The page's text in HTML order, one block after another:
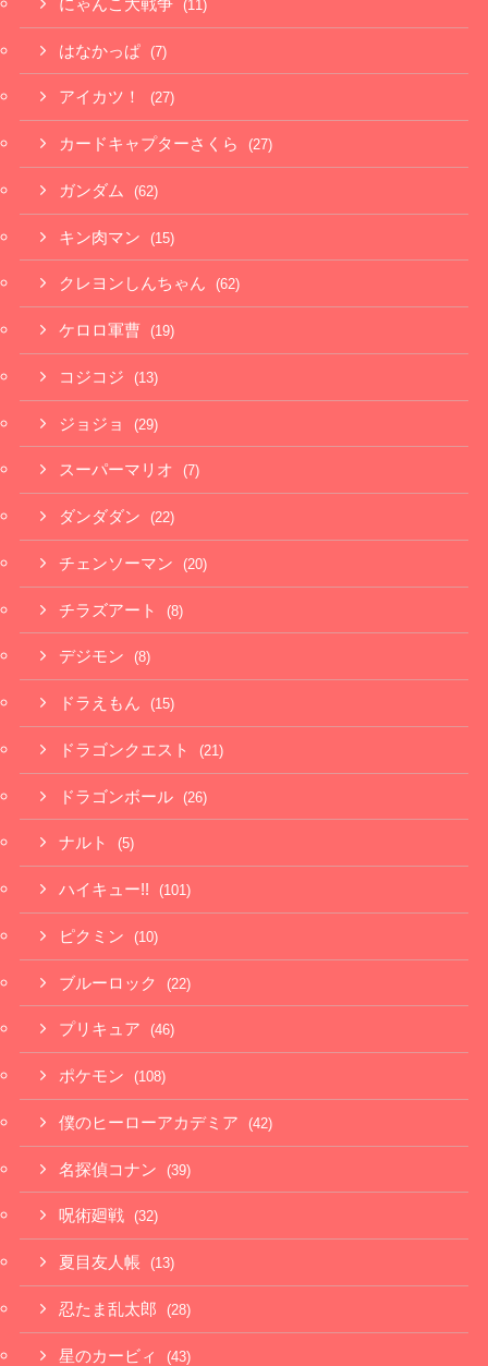
にゃんこ大戦争 (11)
はなかっぱ (7)
アイカツ！ (27)
カードキャプターさくら (27)
ガンダム (62)
キン肉マン (15)
クレヨンしんちゃん (62)
ケロロ軍曹 (19)
コジコジ (13)
ジョジョ (29)
スーパーマリオ (7)
ダンダダン (22)
チェンソーマン (20)
チラズアート (8)
デジモン (8)
ドラえもん (15)
ドラゴンクエスト (21)
ドラゴンボール (26)
ナルト (5)
ハイキュー!! (101)
ピクミン (10)
ブルーロック (22)
プリキュア (46)
ポケモン (108)
僕のヒーローアカデミア (42)
名探偵コナン (39)
呪術廻戦 (32)
夏目友人帳 (13)
忍たま乱太郎 (28)
星のカービィ (43)